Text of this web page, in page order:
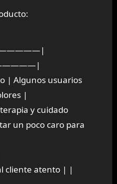
| Algunos usuarios
|
y cuidado
un poco caro para
cliente atento | |